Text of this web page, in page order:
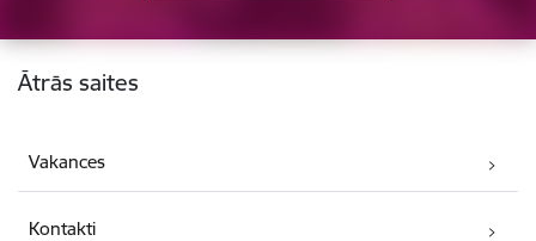
Kājene
Ātrās saites
Vakances
Kontakti